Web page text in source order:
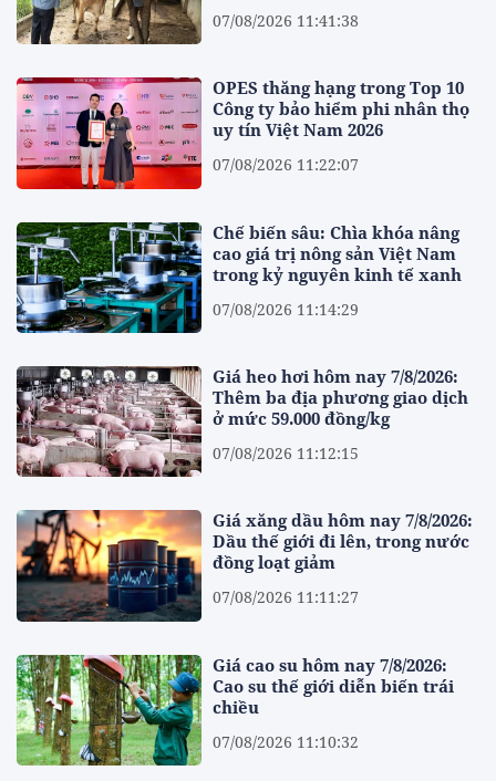
07/08/2026 11:41:38
OPES thăng hạng trong Top 10
Công ty bảo hiểm phi nhân thọ
uy tín Việt Nam 2026
07/08/2026 11:22:07
Chế biến sâu: Chìa khóa nâng
cao giá trị nông sản Việt Nam
trong kỷ nguyên kinh tế xanh
07/08/2026 11:14:29
Giá heo hơi hôm nay 7/8/2026:
Thêm ba địa phương giao dịch
ở mức 59.000 đồng/kg
07/08/2026 11:12:15
Giá xăng dầu hôm nay 7/8/2026:
Dầu thế giới đi lên, trong nước
đồng loạt giảm
07/08/2026 11:11:27
Giá cao su hôm nay 7/8/2026:
Cao su thế giới diễn biến trái
chiều
07/08/2026 11:10:32